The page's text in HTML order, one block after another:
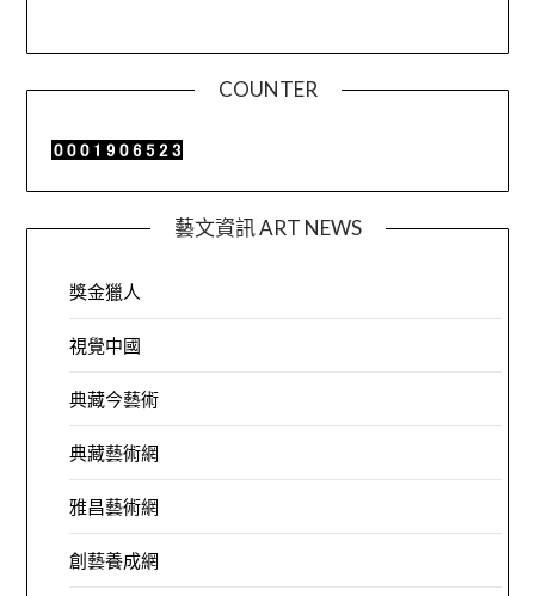
COUNTER
藝文資訊 ART NEWS
獎金獵人
視覺中國
典藏今藝術
典藏藝術網
雅昌藝術網
創藝養成網